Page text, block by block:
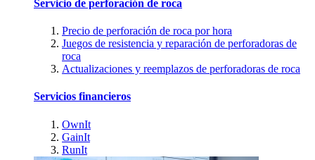
Servicio de perforación de roca
Precio de perforación de roca por hora
Juegos de resistencia y reparación de perforadoras de
roca
Actualizaciones y reemplazos de perforadoras de roca
Servicios financieros
OwnIt
GainIt
RunIt